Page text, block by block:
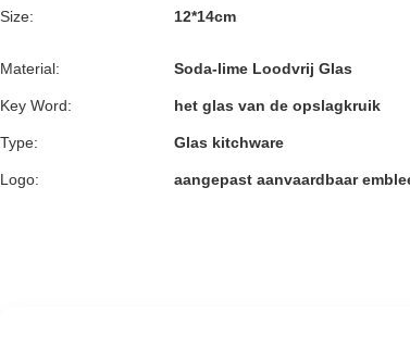
Size: 12*14cm
Material: Soda-lime Loodvrij Glas
Key Word: het glas van de opslagkruik
Type: Glas kitchware
Logo: aangepast aanvaardbaar